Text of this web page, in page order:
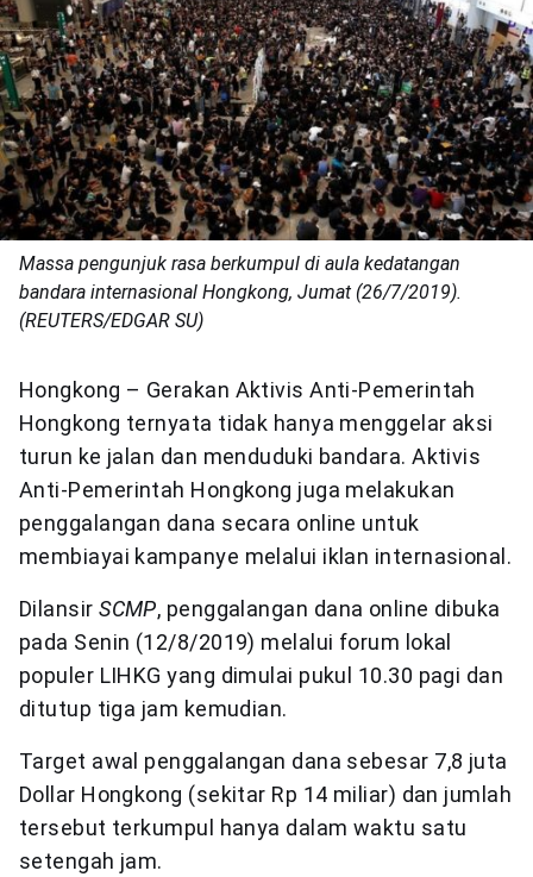
Massa pengunjuk rasa berkumpul di aula kedatangan
bandara internasional Hongkong, Jumat (26/7/2019).
(REUTERS/EDGAR SU)
Hongkong – Gerakan Aktivis Anti-Pemerintah
Hongkong ternyata tidak hanya menggelar aksi
turun ke jalan dan menduduki bandara. Aktivis
Anti-Pemerintah Hongkong juga melakukan
penggalangan dana secara online untuk
membiayai kampanye melalui iklan internasional.
DilansirSCMP, penggalangan dana online dibuka
pada Senin (12/8/2019) melalui forum lokal
populer LIHKG yang dimulai pukul 10.30 pagi dan
ditutup tiga jam kemudian.
Target awal penggalangan dana sebesar 7,8 juta
Dollar Hongkong (sekitar Rp 14 miliar) dan jumlah
tersebut terkumpul hanya dalam waktu satu
setengah jam.